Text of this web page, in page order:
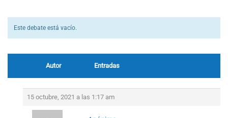
Este debate está vacío.
Autor Entradas
15 octubre, 2021 a las 1:17 am